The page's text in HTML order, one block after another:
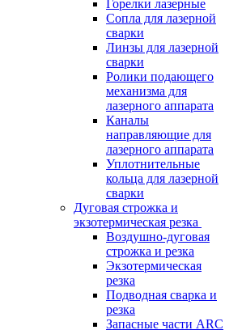
Горелки лазерные
Сопла для лазерной
сварки
Линзы для лазерной
сварки
Ролики подающего
механизма для
лазерного аппарата
Каналы
направляющие для
лазерного аппарата
Уплотнительные
кольца для лазерной
сварки
Дуговая строжка и
экзотермическая резка
Воздушно-дуговая
строжка и резка
Экзотермическая
резка
Подводная сварка и
резка
Запасные части ARC